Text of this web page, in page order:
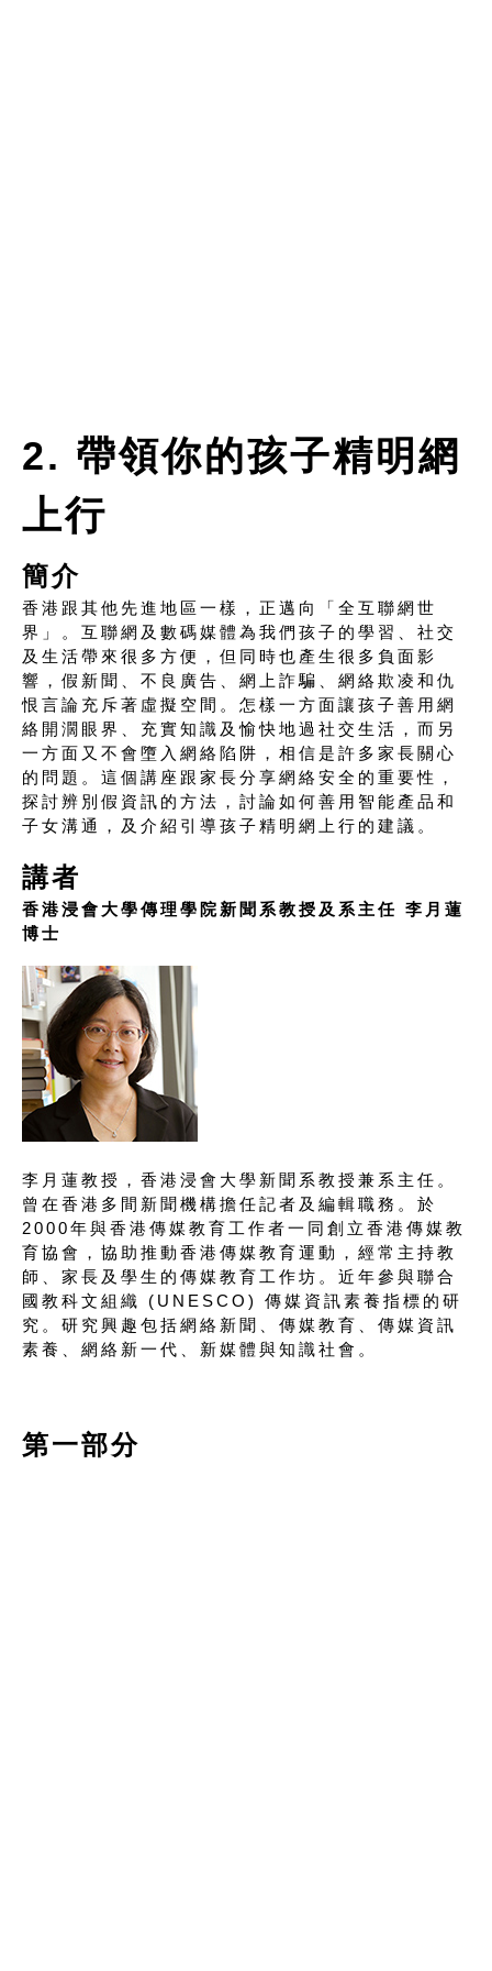
2. 帶領你的孩子精明網
上行
簡介
香港跟其他先進地區一樣，正邁向「全互聯網世
界」。互聯網及數碼媒體為我們孩子的學習、社交
及生活帶來很多方便，但同時也產生很多負面影
響，假新聞、不良廣告、網上詐騙、網絡欺凌和仇
恨言論充斥著虛擬空間。怎樣一方面讓孩子善用網
絡開濶眼界、充實知識及愉快地過社交生活，而另
一方面又不會墮入網絡陷阱，相信是許多家長關心
的問題。這個講座跟家長分享網絡安全的重要性，
探討辨別假資訊的方法，討論如何善用智能產品和
子女溝通，及介紹引導孩子精明網上行的建議。
講者
香港浸會大學傳理學院新聞系教授及系主任 李月蓮
博士
李月蓮教授，香港浸會大學新聞系教授兼系主任。
曾在香港多間新聞機構擔任記者及編輯職務。於
2000年與香港傳媒教育工作者一同創立香港傳媒教
育協會，協助推動香港傳媒教育運動，經常主持教
師、家長及學生的傳媒教育工作坊。近年參與聯合
國教科文組織 (UNESCO) 傳媒資訊素養指標的研
究。研究興趣包括網絡新聞、傳媒教育、傳媒資訊
素養、網絡新一代、新媒體與知識社會。
第一部分